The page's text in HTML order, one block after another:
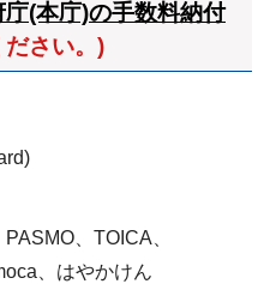
庁(本庁)の手数料納付
ださい。)
、TOICA、
、はやかけん